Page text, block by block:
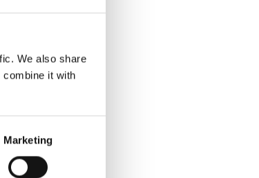
We also share
it with
Marketing